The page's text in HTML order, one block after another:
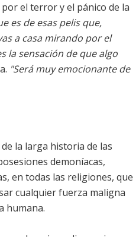
el terror y el pánico de la
es de esas pelis que,
a casa mirando por el
la sensación de que algo
"Será muy emocionante de
la larga historia de las
demoníacas,
en todas las religiones, que
cualquier fuerza maligna
humana.